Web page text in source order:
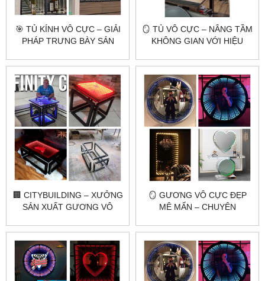
🎯 TỦ KÍNH VÔ CỰC – GIẢI
PHÁP TRƯNG BÀY SẢN
CẤP
🪞 TỦ VÔ CỰC – NÂNG TẦM
KHÔNG GIAN VỚI HIỆU
ĐÁO
🏢 CITYBUILDING – XƯỞNG
SẢN XUẤT GƯƠNG VÔ
🪞 GƯƠNG VÔ CỰC ĐẸP
MÊ MẨN – CHUYÊN
GƯƠNG TRANG ĐIỂM,
GƯƠNG NHÀ TẮM